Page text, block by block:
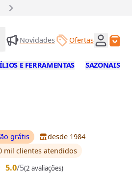
Buscar produtos
Novidades Ofertas
E FERRAMENTAS SAZONAIS
grátis
desde 1984
mil clientes atendidos
5.0/5(2 avaliações)